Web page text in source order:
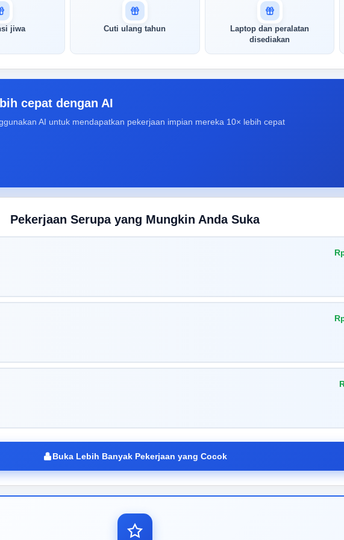
jiwa Cuti ulang tahun
Laptop dan peralatan
disediakan
cepat dengan AI
AI untuk mendapatkan pekerjaan impian mereka 10× lebih cepat
Pekerjaan Serupa yang Mungkin Anda Suka
Buka Lebih Banyak Pekerjaan yang Cocok